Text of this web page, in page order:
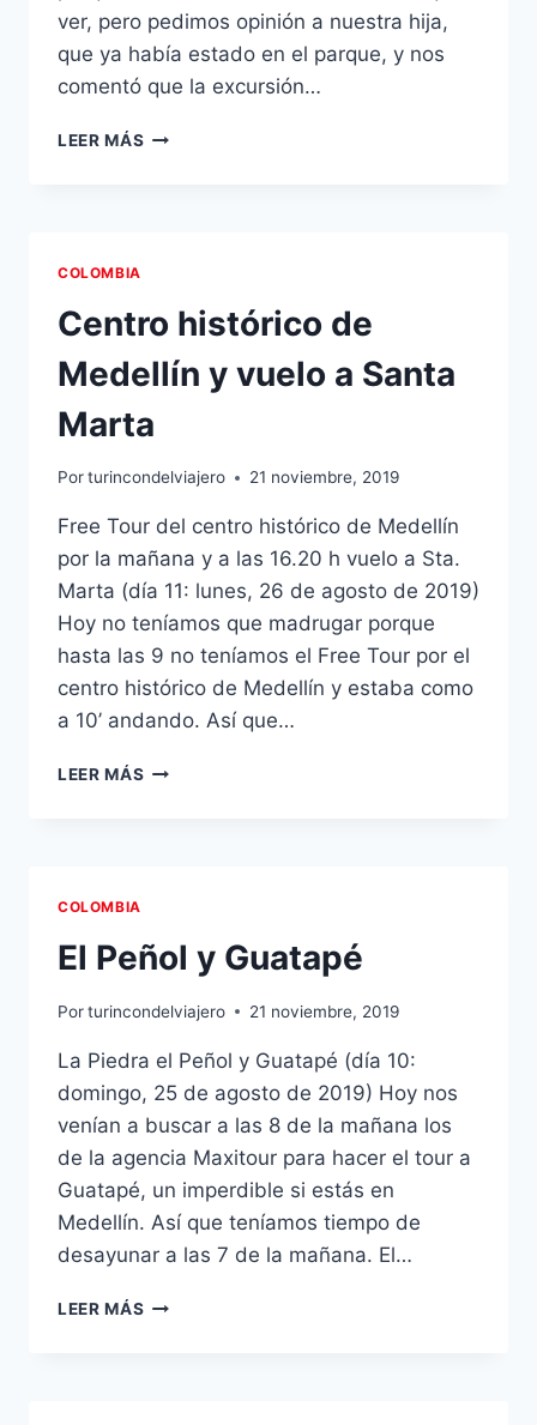
ver, pero pedimos opinión a nuestra hija,
que ya había estado en el parque, y nos
comentó que la excursión…
LEER MÁS PARQUE
COLOMBIA
Centro histórico de
Medellín y vuelo a Santa
Marta
Porturincondelviajero 21 noviembre, 2019
Free Tour del centro histórico de Medellín
por la mañana y a las 16.20 h vuelo a Sta.
Marta (día 11: lunes, 26 de agosto de 2019)
Hoy no teníamos que madrugar porque
hasta las 9 no teníamos el Free Tour por el
centro histórico de Medellín y estaba como
a 10’ andando. Así que…
LEER MÁS CENTRO
SANTA
MARTA
COLOMBIA
El Peñol y Guatapé
Porturincondelviajero 21 noviembre, 2019
La Piedra el Peñol y Guatapé (día 10:
domingo, 25 de agosto de 2019) Hoy nos
venían a buscar a las 8 de la mañana los
de la agencia Maxitour para hacer el tour a
Guatapé, un imperdible si estás en
Medellín. Así que teníamos tiempo de
desayunar a las 7 de la mañana. El…
LEER MÁS